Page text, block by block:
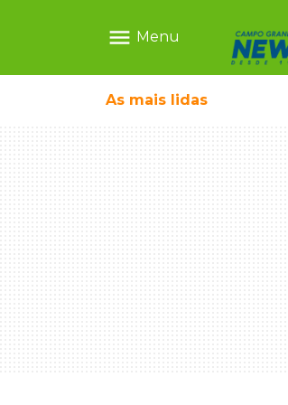
menu Menu
As mais lidas
e morre a caminho do hospital